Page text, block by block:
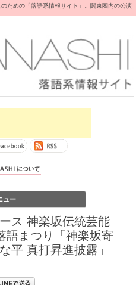
ための「落語系情報サイト」。関東圏内の公演
ュー
ス 神楽坂伝統芸能
まつり「神楽坂寄
平 真打昇進披露」